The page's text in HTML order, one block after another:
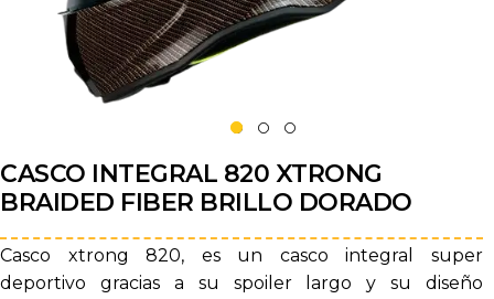
CASCO INTEGRAL 820 XTRONG
BRAIDED FIBER BRILLO DORADO
Casco xtrong 820, es un casco integral super
deportivo gracias a su spoiler largo y su diseño